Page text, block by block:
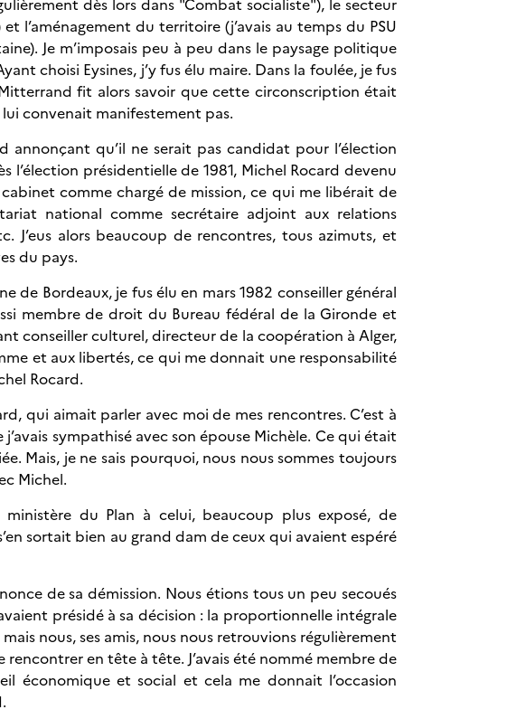
l’aménagement du territoire (j’avais au temps du PSU
Je m’imposais peu à peu dans le paysage politique
choisi Eysines, j’y fus élu maire. Dans la foulée, je fus
fit alors savoir que cette circonscription était
convenait manifestement pas.
annonçant qu’il ne serait pas candidat pour l’élection
présidentielle de 1981, Michel Rocard devenu
comme chargé de mission, ce qui me libérait de
national comme secrétaire adjoint aux relations
J’eus alors beaucoup de rencontres, tous azimuts, et
du pays.
de Bordeaux, je fus élu en mars 1982 conseiller général
membre de droit du Bureau fédéral de la Gironde et
conseiller culturel, directeur de la coopération à Alger,
et aux libertés, ce qui me donnait une responsabilité
Rocard.
qui aimait parler avec moi de mes rencontres. C’est à
sympathisé avec son épouse Michèle. Ce qui était
Mais, je ne sais pourquoi, nous nous sommes toujours
Michel.
du Plan à celui, beaucoup plus exposé, de
sortait bien au grand dam de ceux qui avaient espéré
de sa démission. Nous étions tous un peu secoués
présidé à sa décision : la proportionnelle intégrale
nous, ses amis, nous nous retrouvions régulièrement
en tête à tête. J’avais été nommé membre de
économique et social et cela me donnait l’occasion